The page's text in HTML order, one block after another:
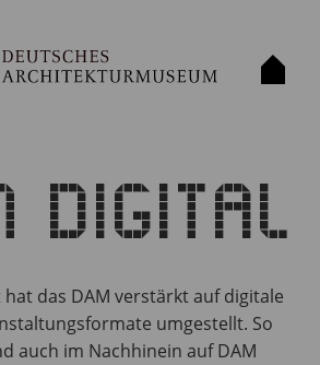
DIGITAL
das DAM verstärkt auf digitale
umgestellt. So
auch im Nachhinein auf DAM